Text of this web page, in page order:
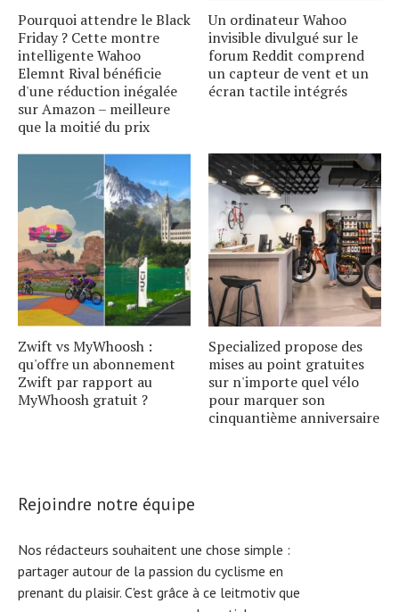
Pourquoi attendre le Black
Friday ? Cette montre
intelligente Wahoo
Elemnt Rival bénéficie
d'une réduction inégalée
sur Amazon – meilleure
que la moitié du prix
Un ordinateur Wahoo
invisible divulgué sur le
forum Reddit comprend
un capteur de vent et un
écran tactile intégrés
Zwift vs MyWhoosh :
qu'offre un abonnement
Zwift par rapport au
MyWhoosh gratuit ?
Specialized propose des
mises au point gratuites
sur n'importe quel vélo
pour marquer son
cinquantième anniversaire
Rejoindre notre équipe
Nos rédacteurs souhaitent une chose simple :
partager autour de la passion du cyclisme en
prenant du plaisir. C'est grâce à ce leitmotiv que